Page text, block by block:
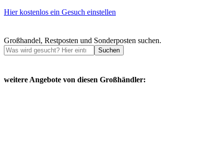
Hier kostenlos ein Gesuch einstellen
Großhandel, Restposten und Sonderposten suchen.
Suchen
weitere Angebote von diesen Großhändler: